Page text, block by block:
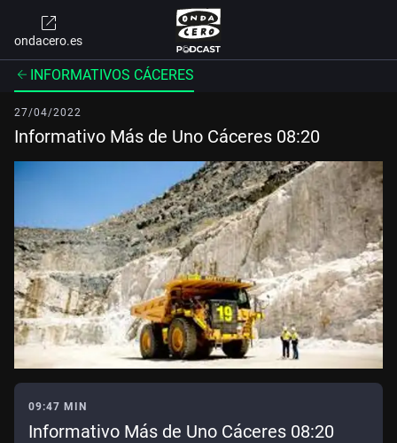
ondacero.es
INFORMATIVOS CÁCERES
27/04/2022
Informativo Más de Uno Cáceres 08:20
09:47 MIN
Informativo Más de Uno Cáceres 08:20